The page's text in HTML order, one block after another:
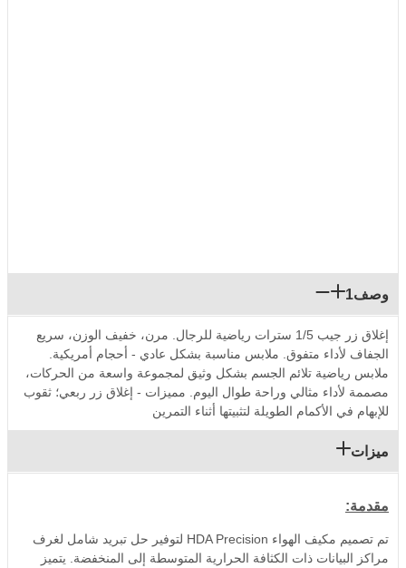
وصف1
إغلاق زر جيب 1/5 سترات رياضية للرجال. مرن، خفيف الوزن، سريع
الجفاف لأداء متفوق. ملابس مناسبة بشكل عادي - أحجام أمريكية.
ملابس رياضية تلائم الجسم بشكل وثيق لمجموعة واسعة من الحركات،
مصممة لأداء مثالي وراحة طوال اليوم. مميزات - إغلاق زر ربعي؛ ثقوب
للإبهام في الأكمام الطويلة لتثبيتها أثناء التمرين
ميزات
مقدمة:
تم تصميم مكيف الهواء HDA Precision لتوفير حل تبريد شامل لغرف
مراكز البيانات ذات الكثافة الحرارية المتوسطة إلى المنخفضة. يتميز